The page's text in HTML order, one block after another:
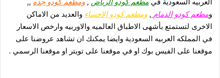
ومطعم كودو الدمام , ومطعم كودو الاحساء والعديد من الاماكن
الاخرى لتستمتع بأشهى الاطباق العالميه والاوربيه وارخص الاسعار
في المملكه العربيه السعودية وايضا يمكنك ان تشاهد عروضنا على
موقعنا على الفيس بوك او في موقعنا على تويتر او موقعنا الرسمي .